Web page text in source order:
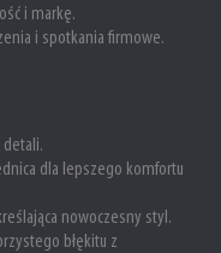
i markę.
i spotkania firmowe.
detali.
dla lepszego komfortu
nowoczesny styl.
błękitu z